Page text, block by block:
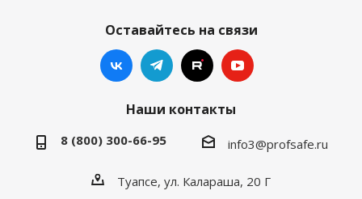
Оставайтесь на связи
Наши контакты
8 (800) 300-66-95 info3@profsafe.ru
Туапсе, ул. Калараша, 20 Г